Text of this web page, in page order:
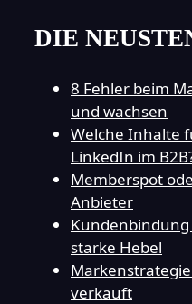
DIE
8 Fehler beim
und wachsen
Welche Inhalte
LinkedIn im
Memberspot
Anbieter
starke Hebel
verkauft